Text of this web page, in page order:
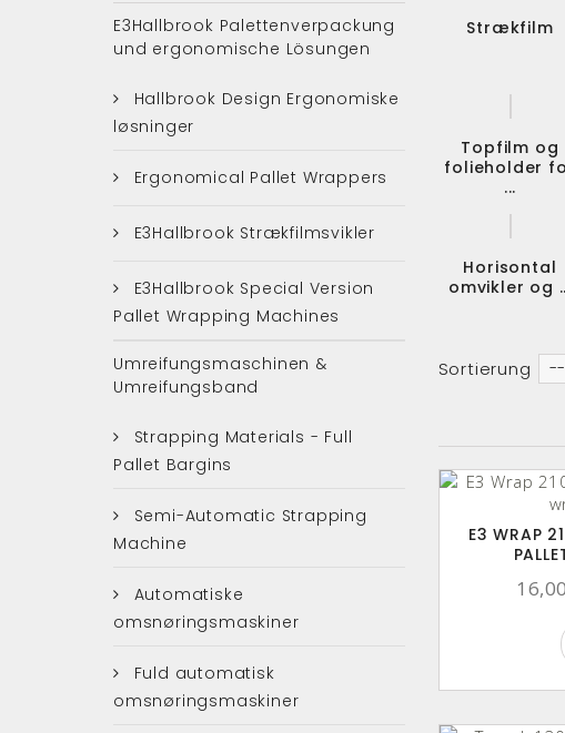
E3Hallbrook Palettenverpackung
und ergonomische Lösungen
Hallbrook Design Ergonomiske
løsninger
Ergonomical Pallet Wrappers
E3Hallbrook Strækfilmsvikler
E3Hallbrook Special Version
Pallet Wrapping Machines
Umreifungsmaschinen &
Umreifungsband
Strapping Materials - Full
Pallet Bargins
Semi-Automatic Strapping
Machine
Automatiske
omsnøringsmaskiner
Fuld automatisk
omsnøringsmaskiner
Strækfilm
Topfilm og
folieholder
...
Horisontal
omvikler og
Sortierung
E3 WRAP